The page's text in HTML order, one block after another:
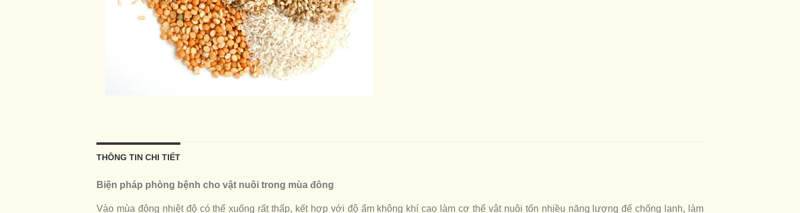
THÔNG TIN CHI TIẾT
Biện pháp phòng bệnh cho vật nuôi trong mùa đông
Vào mùa đông nhiệt độ có thể xuống rất thấp, kết hợp với độ ẩm không khí cao làm cơ thể vật nuôi tốn nhiều năng lượng để chống lạnh, làm